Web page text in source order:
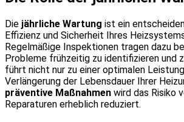
Die jährliche Wartung ist ein
Effizienz und Sicherheit Ihres
Regelmäßige Inspektionen tragen dazu
Probleme frühzeitig zu identifizieren und
führt nicht nur zu einer optimalen
Verlängerung der Lebensdauer Ihrer
präventive Maßnahmen wird das Risiko
Reparaturen erheblich reduziert.